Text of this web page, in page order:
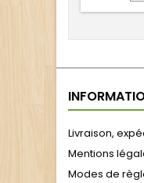
Livraison,
Mentions
Modes de